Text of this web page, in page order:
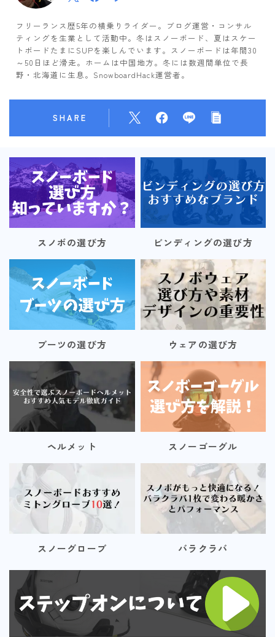
フリーランス歴5年の横乗りライダー。ブログ運営・コンサル
ティングを生業として活動中。冬はスノーボード、夏はスケー
トボードたまにSUPを楽しんでいます。スノーボードは年間30
～50日ほど滑走。ホームは中国地方。冬には数週間単位で長
野・北海道に生息。SnowboardHack運営者。
SHARE
スノボの選び方 ビンディングの選び方
ブーツの選び方 ウェアの選び方
ヘルメット スノーゴーグル
スノーグローブ バラクラバ